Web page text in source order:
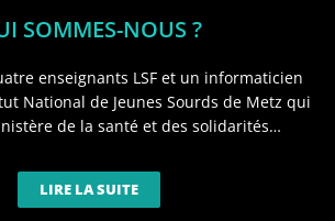
SOMMES-NOUS ?
enseignants LSF et un informaticien
National de Jeunes Sourds de Metz qui
de la santé et des solidarités…
LIRE LA SUITE